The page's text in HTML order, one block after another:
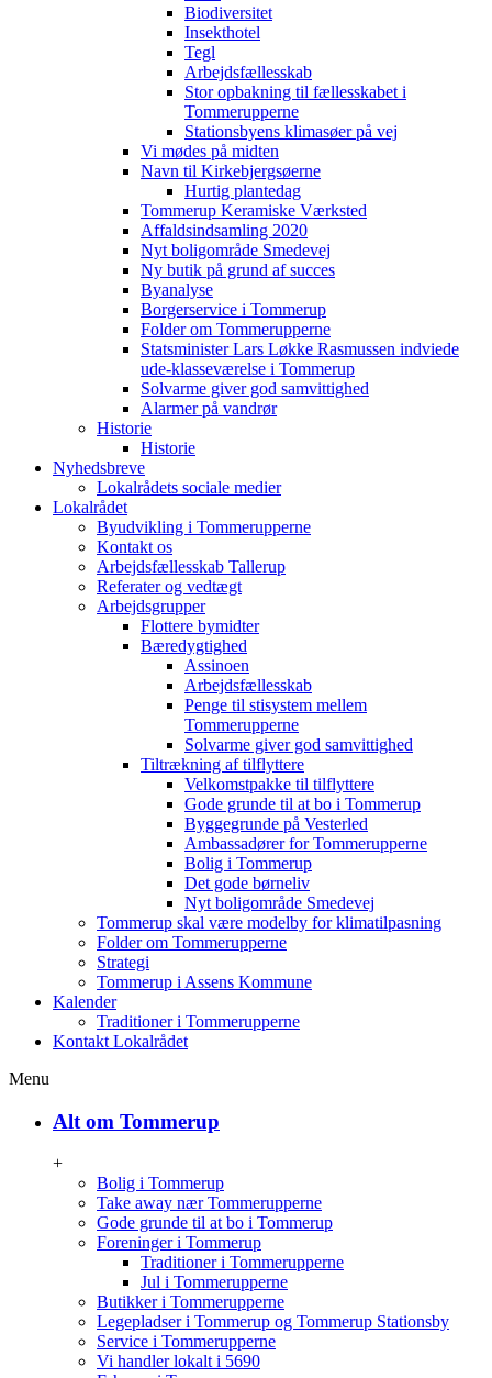
Biodiversitet
Insekthotel
Tegl
Arbejdsfællesskab
Stor opbakning til fællesskabet i
Tommerupperne
Stationsbyens klimasøer på vej
Vi mødes på midten
Navn til Kirkebjergsøerne
Hurtig plantedag
Tommerup Keramiske Værksted
Affaldsindsamling 2020
Nyt boligområde Smedevej
Ny butik på grund af succes
Byanalyse
Borgerservice i Tommerup
Folder om Tommerupperne
Statsminister Lars Løkke Rasmussen indviede
ude-klasseværelse i Tommerup
Solvarme giver god samvittighed
Alarmer på vandrør
Historie
Historie
Nyhedsbreve
Lokalrådets sociale medier
Lokalrådet
Byudvikling i Tommerupperne
Kontakt os
Arbejdsfællesskab Tallerup
Referater og vedtægt
Arbejdsgrupper
Flottere bymidter
Bæredygtighed
Assinoen
Arbejdsfællesskab
Penge til stisystem mellem
Tommerupperne
Solvarme giver god samvittighed
Tiltrækning af tilflyttere
Velkomstpakke til tilflyttere
Gode grunde til at bo i Tommerup
Byggegrunde på Vesterled
Ambassadører for Tommerupperne
Bolig i Tommerup
Det gode børneliv
Nyt boligområde Smedevej
Tommerup skal være modelby for klimatilpasning
Folder om Tommerupperne
Strategi
Tommerup i Assens Kommune
Kalender
Traditioner i Tommerupperne
Kontakt Lokalrådet
Menu
Alt om Tommerup
+
Bolig i Tommerup
Take away nær Tommerupperne
Gode grunde til at bo i Tommerup
Foreninger i Tommerup
Traditioner i Tommerupperne
Jul i Tommerupperne
Butikker i Tommerupperne
Legepladser i Tommerup og Tommerup Stationsby
Service i Tommerupperne
Vi handler lokalt i 5690